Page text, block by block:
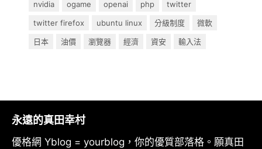
nvidia
ogame openai php
twitter
twitter firefox
ubuntu linux 分級制度
微軟
日本
油價 瀏覽器 經濟 資安 輸入法
永遠的真田幸村
優格網 Yblog = yourblog，你的優質部落格。願真田